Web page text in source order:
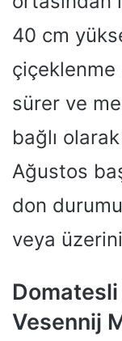
40 cm
çiçeklenme
sürer ve
bağlı
Ağustos
don
veya
Vesennij